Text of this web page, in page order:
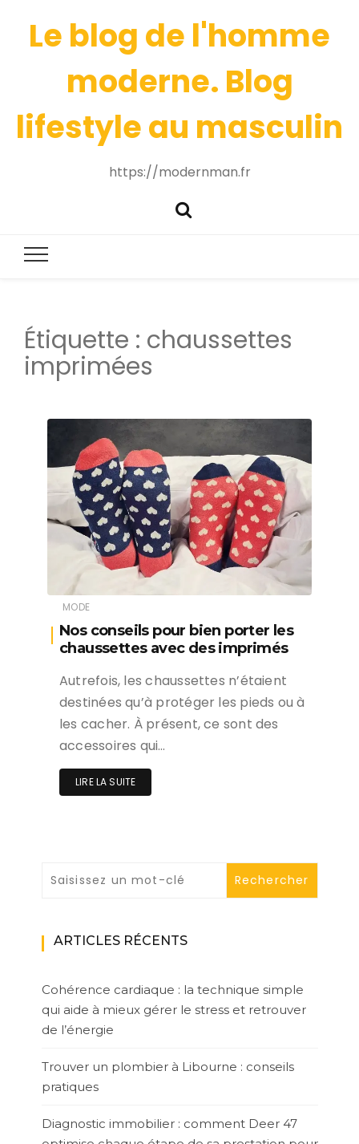
Le blog de l'homme
moderne. Blog
lifestyle au masculin
https://modernman.fr
Étiquette : chaussettes
imprimées
MODE
Nos conseils pour bien porter les
chaussettes avec des imprimés
Autrefois, les chaussettes n’étaient
destinées qu’à protéger les pieds ou à
les cacher. À présent, ce sont des
accessoires qui…
LIRE LA SUITE
ARTICLES RÉCENTS
Cohérence cardiaque : la technique simple
qui aide à mieux gérer le stress et retrouver
de l’énergie
Trouver un plombier à Libourne : conseils
pratiques
Diagnostic immobilier : comment Deer 47